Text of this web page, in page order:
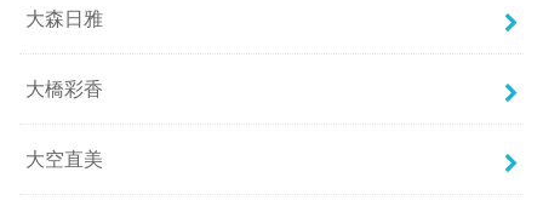
大森日雅
大橋彩香
大空直美